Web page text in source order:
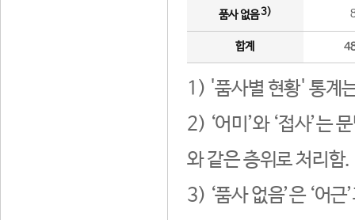
품사 없음3)
합계
1) '품사별 현황' 통계
2) ‘어미’와 ‘접사’는
와 같은 층위로 처리함.
3) ‘품사 없음’은 ‘어